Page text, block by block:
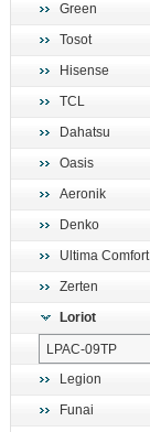
Green
Tosot
Hisense
TCL
Dahatsu
Oasis
Aeronik
Denko
Ultima Comfort
Zerten
Loriot
Legion
Funai